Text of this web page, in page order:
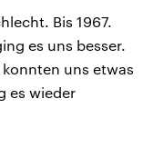
Bis 1967.
es uns besser.
uns etwas
es wieder